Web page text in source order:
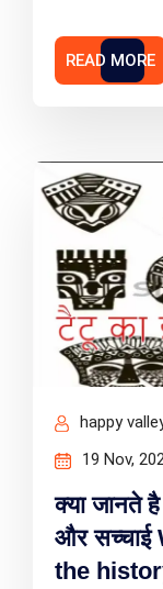
READ MORE
happy
19 Nov,
क्या जानते
और
the